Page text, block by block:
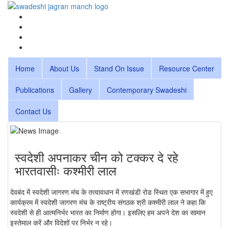
Home About Us Stand On Issue Resource Center
Publications Gallery Contemporary Swadeshi
Contact Us
स्वदेशी अपनाकर चीन को टक्कर दे रहे
भारतवासीः कश्मीरी लाल
देवबंद में स्वदेशी जागरण मंच के तत्वावधान में रणखंडी रोड स्थित एक सभागार में हुए
कार्यक्रम में स्वदेशी जागरण मंच के राष्ट्रीय संगठक श्री कश्मीरी लाल ने कहा कि
स्वदेशी से ही आत्मनिर्भर भारत का निर्माण होगा। इसलिए हम अपने देश का सामान
इस्तेमाल करें और विदेशों पर निर्भर न रहे।